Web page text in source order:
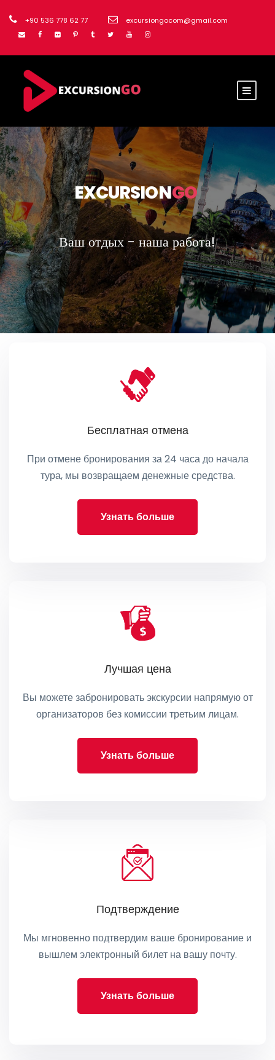
+90 536 778 62 77 excursiongocom@gmail.com
Ваш отдых - наша работа!
EXCURSIONGO
Бесплатная отмена
При отмене бронирования за 24 часа до начала
тура, мы возвращаем денежные средства.
Узнать больше
Лучшая цена
Вы можете забронировать экскурсии напрямую от
организаторов без комиссии третьим лицам.
Узнать больше
Подтверждение
Мы мгновенно подтвердим ваше бронирование и
вышлем электронный билет на вашу почту.
Узнать больше